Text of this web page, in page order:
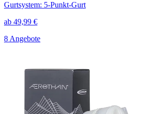
Gurtsystem: 5-Punkt-Gurt
ab 49,99 €
8 Angebote